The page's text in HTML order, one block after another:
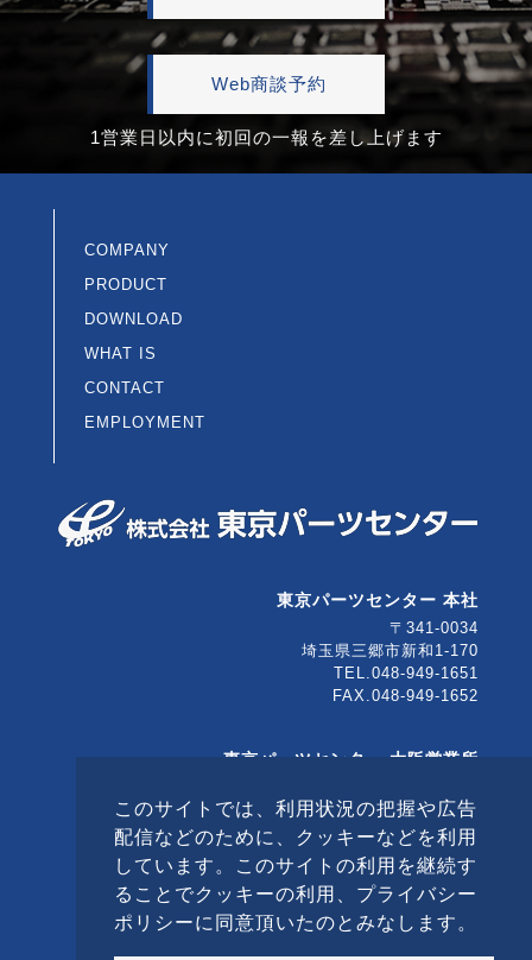
このサイトでは、利用状況の把握や広告
配信などのために、クッキーなどを利用
しています。このサイトの利用を継続す
ることでクッキーの利用、プライバシー
ポリシーに同意頂いたのとみなします。
Web商談予約
1営業日以内に初回の一報を差し上げます
COMPANY
PRODUCT
DOWNLOAD
WHAT IS
CONTACT
EMPLOYMENT
東京パーツセンター 本社
〒341-0034
埼玉県三郷市新和1-170
TEL.048-949-1651
FAX.048-949-1652
東京パーツセンター 大阪営業所
大阪府茨木市西駅前町5-10
茨木大同生命ビル5F
TEL.072-646-8522
FAX.072-623-0890